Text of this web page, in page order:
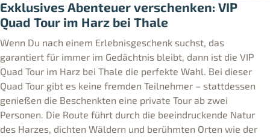
Exklusives Abenteuer verschenken: VIP
Quad Tour im Harz bei Thale
Wenn Du nach einem Erlebnisgeschenk suchst, das
garantiert für immer im Gedächtnis bleibt, dann ist die VIP
Quad Tour im Harz bei Thale die perfekte Wahl. Bei dieser
Quad Tour gibt es keine fremden Teilnehmer – stattdessen
genießen die Beschenkten eine private Tour ab zwei
Personen. Die Route führt durch die beeindruckende Natur
des Harzes, dichten Wäldern und berühmten Orten wie der